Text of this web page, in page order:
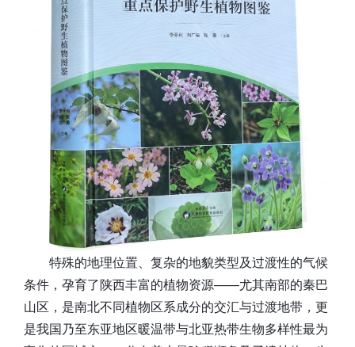
特殊的地理位置、复杂的地貌类型及过渡性的气候
条件，孕育了陕西丰富的植物资源——尤其南部的秦巴
山区，是南北不同植物区系成分的交汇与过渡地带，更
是我国乃至东亚地区暖温带与北亚热带生物多样性最为